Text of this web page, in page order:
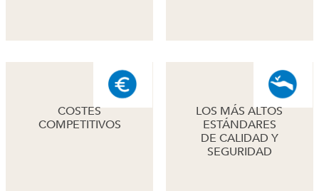
COSTES
COMPETITIVOS
LOS MÁS ALTOS
ESTÁNDARES
DE CALIDAD Y
SEGURIDAD